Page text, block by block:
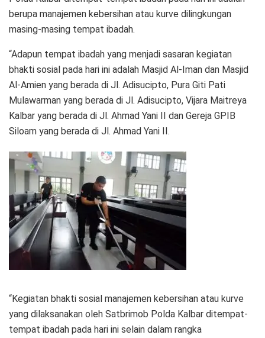
berupa manajemen kebersihan atau kurve dilingkungan
masing-masing tempat ibadah.
“Adapun tempat ibadah yang menjadi sasaran kegiatan
bhakti sosial pada hari ini adalah Masjid Al-Iman dan Masjid
Al-Amien yang berada di Jl. Adisucipto, Pura Giti Pati
Mulawarman yang berada di Jl. Adisucipto, Vijara Maitreya
Kalbar yang berada di Jl. Ahmad Yani II dan Gereja GPIB
Siloam yang berada di Jl. Ahmad Yani II.
“Kegiatan bhakti sosial manajemen kebersihan atau kurve
yang dilaksanakan oleh Satbrimob Polda Kalbar ditempat-
tempat ibadah pada hari ini selain dalam rangka